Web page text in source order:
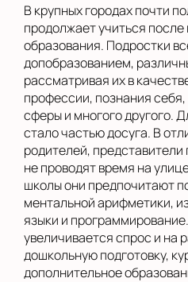
В крупных городах почти
продолжает учиться
образования. Подростки
допобразованием,
рассматривая их в
профессии, познания
сферы и многого другого.
стало частью досуга. В
родителей,
не проводят время на
школы они предпочитают
ментальной арифметики,
языки и
увеличивается спрос и на
дошкольную подготовку,
дополнительное